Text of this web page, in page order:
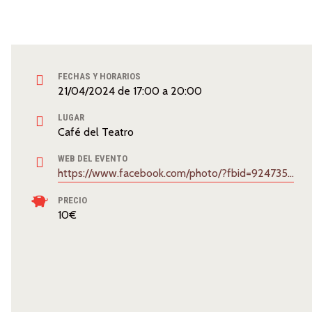
FECHAS Y HORARIOS
21/04/2024 de 17:00 a 20:00
LUGAR
Café del Teatro
WEB DEL EVENTO
https://www.facebook.com/photo/?fbid=924735672993729&set=a.137581201709184&locale=es_ES
PRECIO
10€